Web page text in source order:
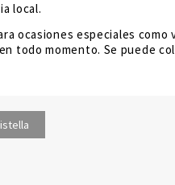
local.
ocasiones especiales como
todo momento. Se puede